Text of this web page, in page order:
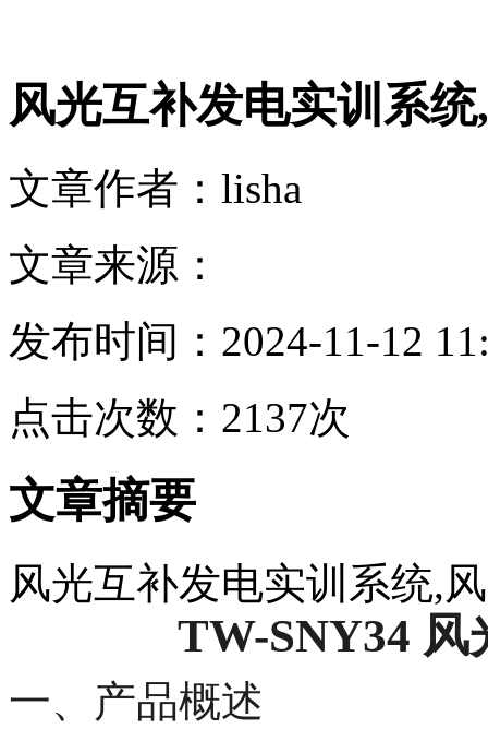
风光互补发电实训系
文章作者：lisha
文章来源：
发布时间：2024-11-12
点击次数：2137次
文章摘要
风光互补发电实训系统,
TW-SNY34
一、产品概述